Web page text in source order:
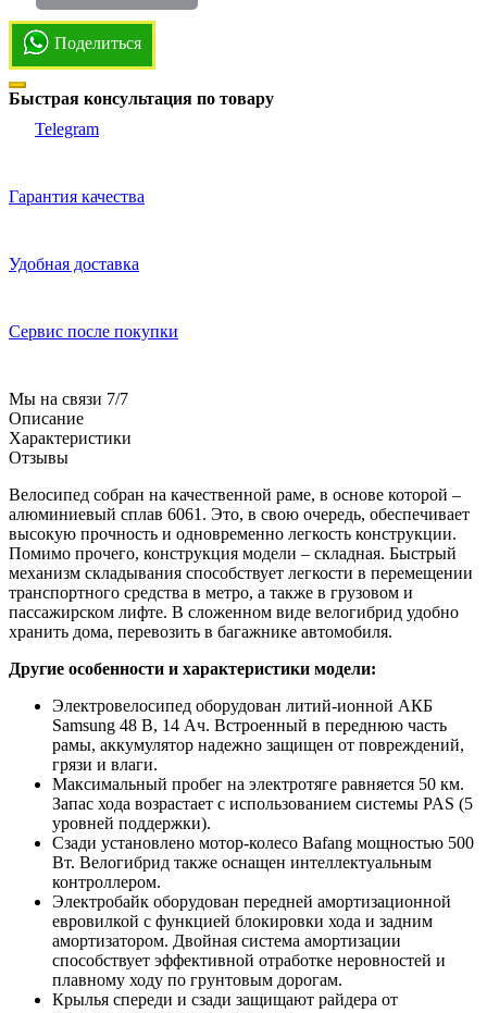
Поделиться
Быстрая консультация по товару
Telegram
Гарантия качества
Удобная доставка
Сервис после покупки
Мы на связи 7/7
Описание
Характеристики
Отзывы
Велосипед собран на качественной раме, в основе которой –
алюминиевый сплав 6061. Это, в свою очередь, обеспечивает
высокую прочность и одновременно легкость конструкции.
Помимо прочего, конструкция модели – складная. Быстрый
механизм складывания способствует легкости в перемещении
транспортного средства в метро, а также в грузовом и
пассажирском лифте. В сложенном виде велогибрид удобно
хранить дома, перевозить в багажнике автомобиля.
Другие особенности и характеристики модели:
Электровелосипед оборудован литий-ионной АКБ
Samsung 48 В, 14 Ач. Встроенный в переднюю часть
рамы, аккумулятор надежно защищен от повреждений,
грязи и влаги.
Максимальный пробег на электротяге равняется 50 км.
Запас хода возрастает с использованием системы PAS (5
уровней поддержки).
Сзади установлено мотор-колесо Bafang мощностью 500
Вт. Велогибрид также оснащен интеллектуальным
контроллером.
Электробайк оборудован передней амортизационной
евровилкой с функцией блокировки хода и задним
амортизатором. Двойная система амортизации
способствует эффективной отработке неровностей и
плавному ходу по грунтовым дорогам.
Крылья спереди и сзади защищают райдера от